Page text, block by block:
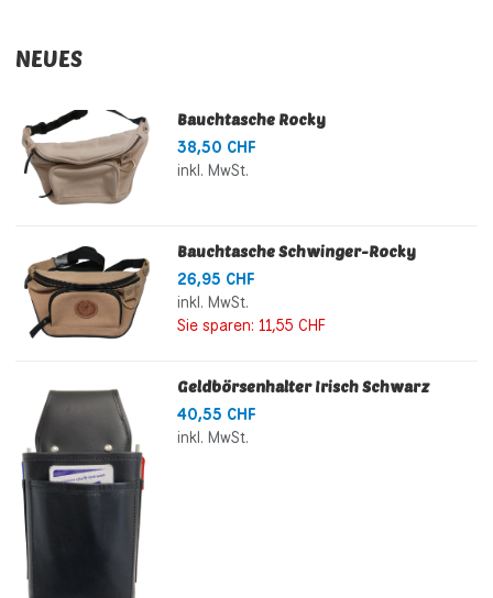
NEUES
Bauchtasche Rocky
38,50 CHF
inkl. MwSt.
Bauchtasche Schwinger-Rocky
26,95 CHF
inkl. MwSt.
Sie sparen: 11,55 CHF
Geldbörsenhalter Irisch Schwarz
40,55 CHF
inkl. MwSt.